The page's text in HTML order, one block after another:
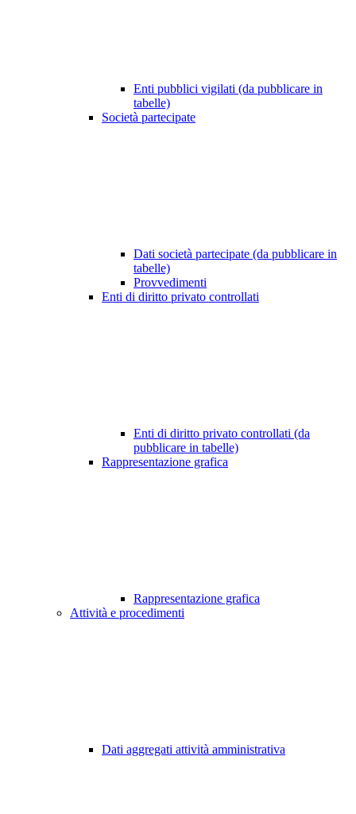
Enti pubblici vigilati (da pubblicare in
tabelle)
Società partecipate
Dati società partecipate (da pubblicare in
tabelle)
Provvedimenti
Enti di diritto privato controllati
Enti di diritto privato controllati (da
pubblicare in tabelle)
Rappresentazione grafica
Rappresentazione grafica
Attività e procedimenti
Dati aggregati attività amministrativa